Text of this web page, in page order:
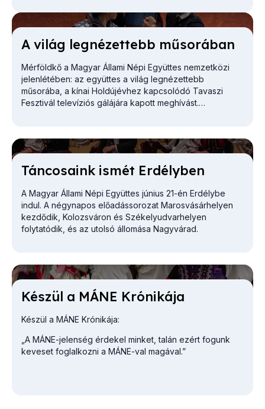
A vi­lág leg­né­zet­tebb mű­so­rá­ban
Mérföldkő a Magyar Állami Népi Együttes nemzetközi
jelenlétében: az együttes a világ legnézettebb
műsorába, a kínai Holdújévhez kapcsolódó Tavaszi
Fesztivál televíziós gálájára kapott meghívást.
Tán­co­sa­ink is­mét Er­dély­ben
A Magyar Állami Népi Együttes június 21-én Erdélybe
indul. A négynapos előadássorozat Marosvásárhelyen
kezdődik, Kolozsváron és Székelyudvarhelyen
folytatódik, és az utolsó állomása Nagyvárad.
Ké­szül a MÁNE Kró­ni­ká­ja
Készül a MÁNE Krónikája:
„A MÁNE-jelenség érdekel minket, talán ezért fogunk
keveset foglalkozni a MÁNE-val magával.”